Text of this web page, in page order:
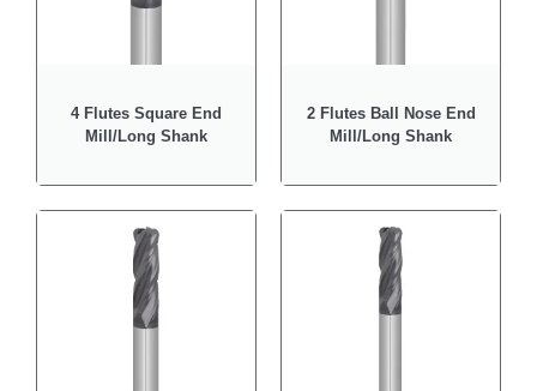
4 Flutes Square End
Mill/Long Shank
2 Flutes Ball Nose End
Mill/Long Shank